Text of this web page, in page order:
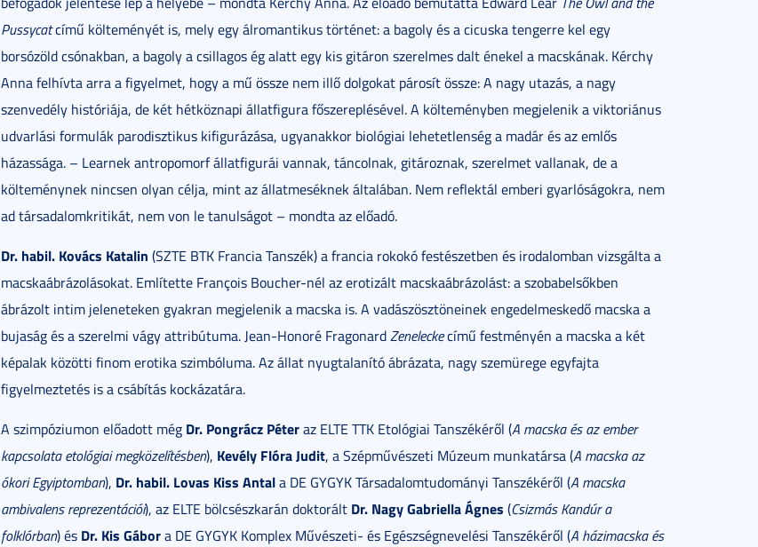
Pussycatcímű költeményét is, mely egy álromantikus történet: a bagoly és a cicuska tengerre kel egy
borsózöld csónakban, a bagoly a csillagos ég alatt egy kis gitáron szerelmes dalt énekel a macskának. Kérchy
Anna felhívta arra a figyelmet, hogy a mű össze nem illő dolgokat párosít össze: A nagy utazás, a nagy
szenvedély históriája, de két hétköznapi állatfigura főszereplésével. A költeményben megjelenik a viktoriánus
udvarlási formulák parodisztikus kifigurázása, ugyanakkor biológiai lehetetlenség a madár és az emlős
házassága. – Learnek antropomorf állatfigurái vannak, táncolnak, gitároznak, szerelmet vallanak, de a
költeménynek nincsen olyan célja, mint az állatmeséknek általában. Nem reflektál emberi gyarlóságokra, nem
ad társadalomkritikát, nem von le tanulságot – mondta az előadó.
Dr. habil. Kovács Katalin (SZTE BTK Francia Tanszék) a francia rokokó festészetben és irodalomban vizsgálta a
macskaábrázolásokat. Említette François Boucher-nél az erotizált macskaábrázolást: a szobabelsőkben
ábrázolt intim jeleneteken gyakran megjelenik a macska is. A vadászösztöneinek engedelmeskedő macska a
bujaság és a szerelmi vágy attribútuma. Jean-Honoré FragonardZeneleckecímű festményén a macska a két
képalak közötti finom erotika szimbóluma. Az állat nyugtalanító ábrázata, nagy szemürege egyfajta
figyelmeztetés is a csábítás kockázatára.
A szimpóziumon előadott még Dr. Pongrácz Péteraz ELTE TTK Etológiai Tanszékéről (A macska és az ember
kapcsolata etológiai megközelítésben), Kevély Flóra Judit, a Szépművészeti Múzeum munkatársa (A macska az
ókori Egyiptomban), Dr. habil. Lovas Kiss Antala DE GYGYK Társadalomtudományi Tanszékéről (A macska
ambivalens reprezentációi), az ELTE bölcsészkarán doktorált Dr. Nagy Gabriella Ágnes (Csizmás Kandúr a
folklórban) és Dr. Kis Gábora DE GYGYK Komplex Művészeti- és Egészségnevelési Tanszékéről (A házimacska és